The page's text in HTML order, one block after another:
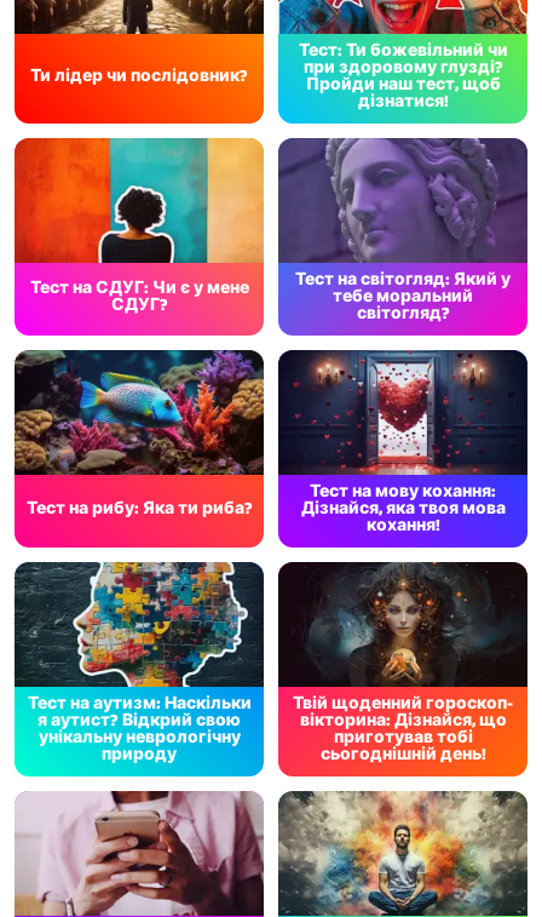
Ти лідер чи послідовник?
Тест: Ти божевільний чи
при здоровому глузді?
Пройди наш тест, щоб
дізнатися!
Тест на СДУГ: Чи є у мене
СДУГ?
Тест на світогляд: Який у
тебе моральний
світогляд?
Тест на рибу: Яка ти риба?
Тест на мову кохання:
Дізнайся, яка твоя мова
кохання!
Тест на аутизм: Наскільки
я аутист? Відкрий свою
унікальну неврологічну
природу
Твій щоденний гороскоп-
вікторина: Дізнайся, що
приготував тобі
сьогоднішній день!